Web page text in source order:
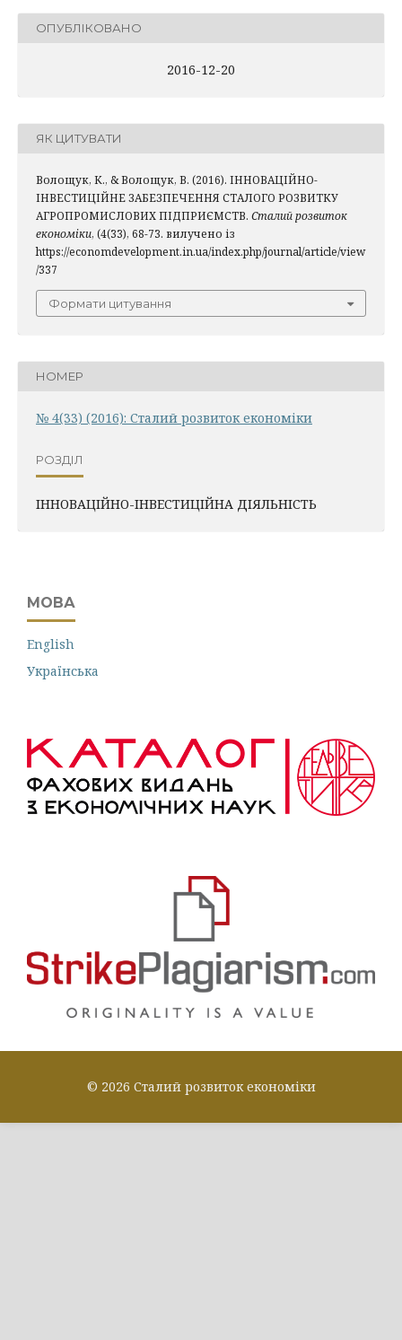
ОПУБЛІКОВАНО
2016-12-20
ЯК ЦИТУВАТИ
Волощук, К., & Волощук, В. (2016). ІННОВАЦІЙНО-
ІНВЕСТИЦІЙНЕ ЗАБЕЗПЕЧЕННЯ СТАЛОГО РОЗВИТКУ
АГРОПРОМИСЛОВИХ ПІДПРИЄМСТВ. Сталий розвиток
економіки, (4(33), 68-73. вилучено із
https://economdevelopment.in.ua/index.php/journal/article/view
/337
Формати цитування
НОМЕР
№ 4(33) (2016): Сталий розвиток економіки
РОЗДІЛ
ІННОВАЦІЙНО-ІНВЕСТИЦІЙНА ДІЯЛЬНІСТЬ
МОВА
English
Українська
© 2026 Сталий розвиток економіки